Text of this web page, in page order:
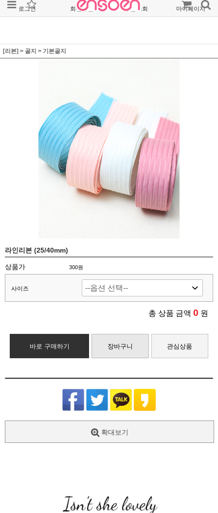
로그인 회원가입 주문조회 마이페이지
[리본] > 골지 > 기본골지
라인리본 (25/40mm)
상품가 300원
사이즈
총 상품 금액 0 원
바로 구매하기 장바구니 관심상품
확대보기